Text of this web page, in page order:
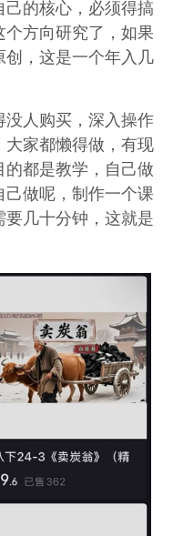
的核心，必须得搞
方向研究了，如果
，这是一个年入几
人购买，深入操作
家都懒得做，有现
都是教学，自己做
做呢，制作一个课
几十分钟，这就是